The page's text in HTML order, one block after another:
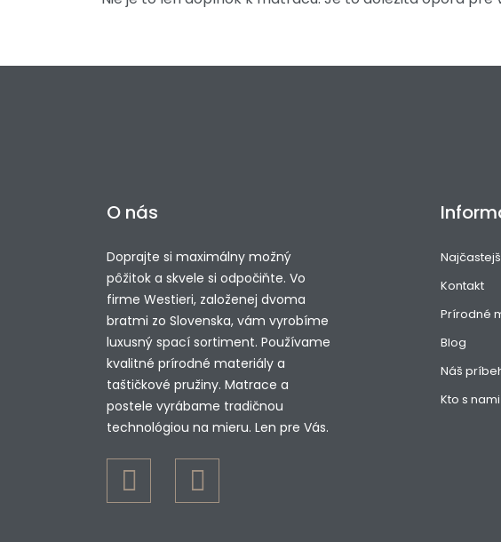
O nás
Doprajte si maximálny možný
pôžitok a skvele si odpočiňte. Vo
firme Westieri, založenej dvoma
bratmi zo Slovenska, vám vyrobíme
luxusný spací sortiment. Používame
kvalitné prírodné materiály a
taštičkové pružiny. Matrace a
postele vyrábame tradičnou
technológiou na mieru. Len pre Vás.
Kontakt
Prírodné
Blog
Náš
Kto s